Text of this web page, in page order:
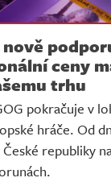
nově
ceny
trhu
pokračuje v
hráče. Od
republiky